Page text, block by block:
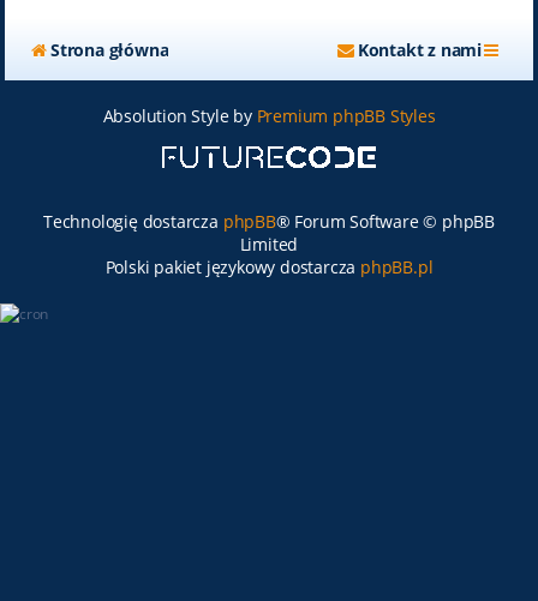
Strona główna Kontakt z nami
Absolution Style by Premium phpBB Styles
Technologię dostarcza phpBB® Forum Software © phpBB
Limited
Polski pakiet językowy dostarcza phpBB.pl